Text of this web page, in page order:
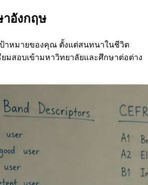
าอังกฤษ
าหมายของคุณ ตั้งแต่สนทนาในชีวิต
ยมสอบเข้ามหาวิทยาลัยและศึกษาต่อต่าง